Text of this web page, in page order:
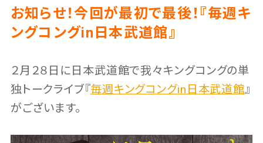
お知らせ！今回が最初で最後！『毎週キ
ングコングin日本武道館』
２月２８日に日本武道館で我々キングコングの単
独トークライブ『毎週キングコングin日本武道館』
がございます。